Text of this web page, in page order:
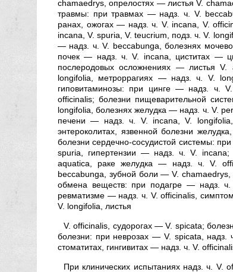
chamaedrys, опрелостях — листья V.
травмы: при травмах — надз. ч. V.
ранах, ожогах — надз. ч. V. incana, V.
incana, V. spuria, V. teucrium, подз. ч. V.
— надз. ч. V. beccabunga, болезнях
почек — надз. ч. V. incana, циститах —
послеродовых осложнениях — листья
longifolia, метроррагиях — надз. ч. V.
гиповитаминозы: при цинге — надз. ч.
officinalis; болезни пищеварительной
longifolia, болезнях желудка — надз. ч. V.
печени — надз. ч. V. incana, V.
энтероколитах, язвенной болезни
болезни сердечно-сосудистой системы:
spuria, гипертензии — надз. ч. V.
aquatica, раке желудка — надз. ч. V.
beccabunga, зубной боли — V.
обмена веществ: при подагре — надз.
ревматизме — надз. ч. V. officinalis,
V. longifolia, листья
V. officinalis, судорогах — V. spicata;
болезни: при неврозах — V. spicata, надз.
стоматитах, гингивитах — надз. ч. V.
При клинических испытаниях надз. ч. V.